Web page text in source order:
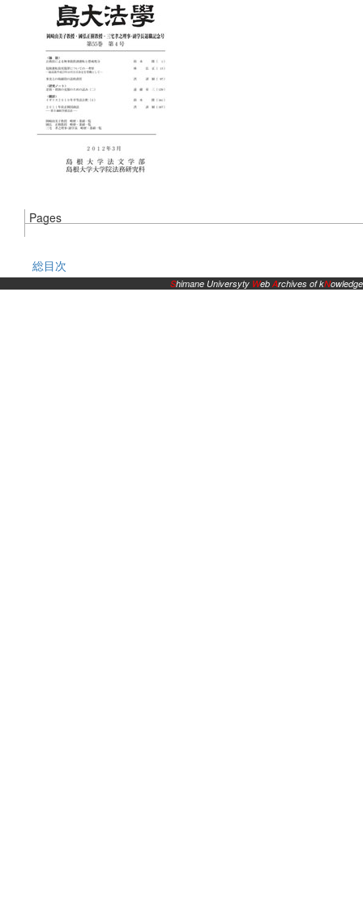
Pages
総目次
Shimane Universyty WebArchives of kNowledge